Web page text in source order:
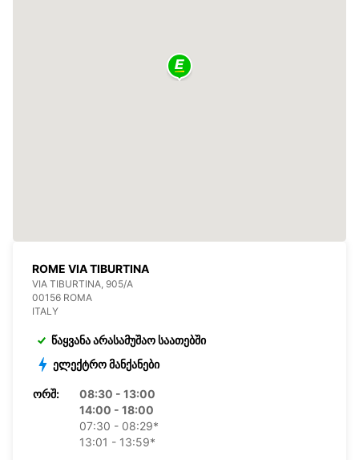
ROME VIA TIBURTINA
VIA TIBURTINA, 905/A
00156 ROMA
ITALY
წაყვანა არასამუშაო საათებში
ელექტრო მანქანები
ᲝᲠᲨ:
08:30 - 13:00
14:00 - 18:00
07:30 - 08:29*
13:01 - 13:59*